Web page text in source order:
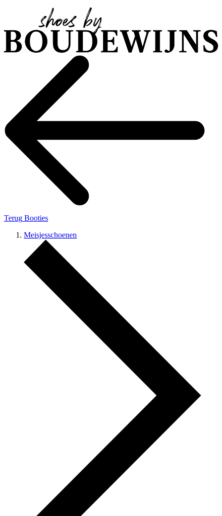
Terug Booties
Meisjesschoenen